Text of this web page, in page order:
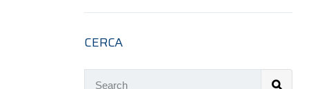
CERCA